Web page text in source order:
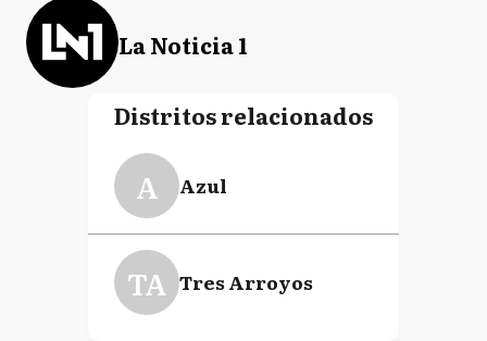
La Noticia 1
Distritos relacionados
A Azul
TA Tres Arroyos